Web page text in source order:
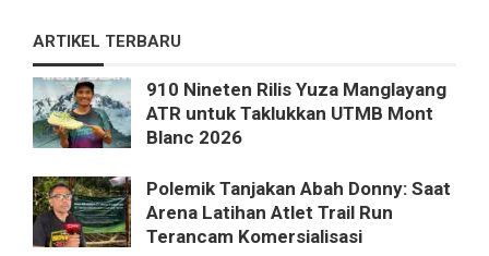
ARTIKEL TERBARU
910 Nineten Rilis Yuza Manglayang
ATR untuk Taklukkan UTMB Mont
Blanc 2026
Polemik Tanjakan Abah Donny: Saat
Arena Latihan Atlet Trail Run
Terancam Komersialisasi